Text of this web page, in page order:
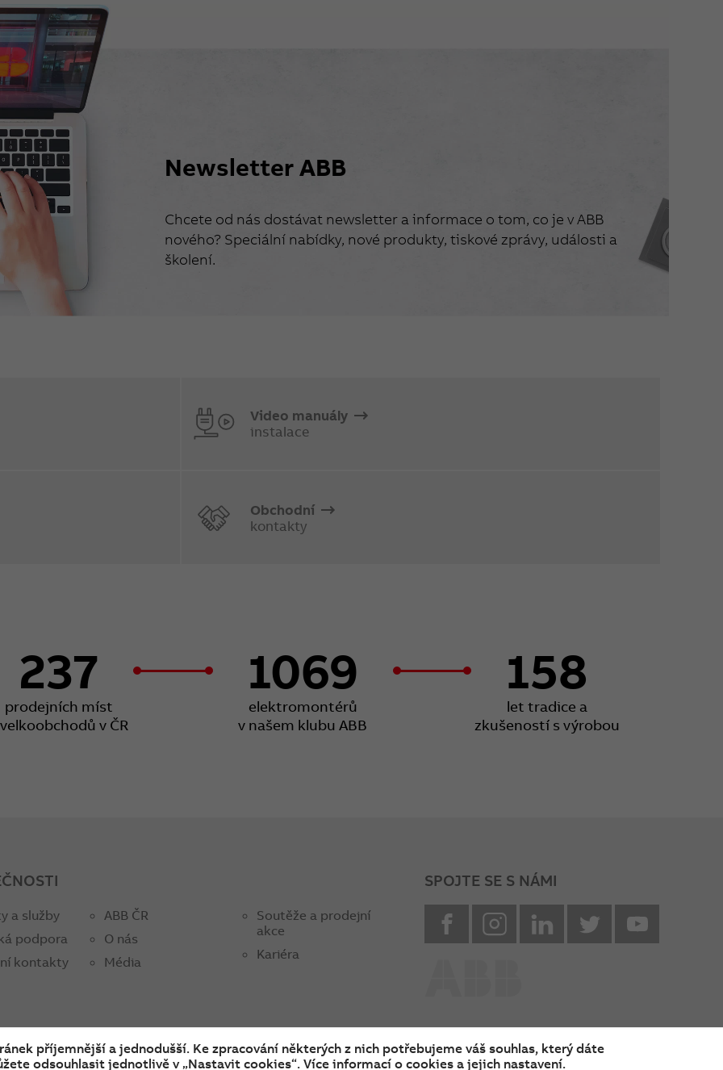
Newsletter ABB
Chcete od nás dostávat newsletter a informace o tom, co je v ABB
nového? Speciální nabídky, nové produkty, tiskové zprávy, události a
školení.
Video manuály
instalace
Obchodní
kontakty
237
prodejních míst
v ČR
1069
elektromontérů
v našem klubu ABB
158
let tradice a
zkušeností s výrobou
a služby
podpora
kontakty
ABB ČR
O nás
Média
Soutěže a prodejní
akce
Kariéra
SPOJTE SE S NÁMI
facebook instagramLinkedin twitter
příjemnější a jednodušší. Ke zpracování některých z nich potřebujeme váš souhlas, který dáte
odsouhlasit jednotlivě v „Nastavit cookies“. Více informací o cookies a jejich nastavení.